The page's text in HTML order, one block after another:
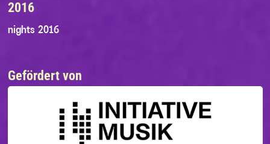
2016
nights 2016
Gefördert von